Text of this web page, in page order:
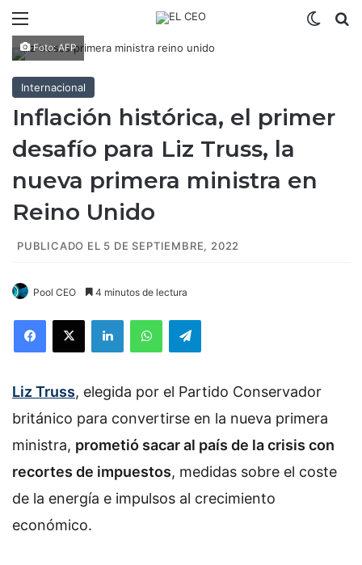
Foto: AFP
Internacional
Inflación histórica, el primer
desafío para Liz Truss, la
nueva primera ministra en
Reino Unido
PUBLICADO EL 5 DE SEPTIEMBRE, 2022
Pool CEO 4 minutos de lectura
Liz Truss, elegida por el Partido Conservador
británico para convertirse en la nueva primera
ministra, prometió sacar al país de la crisis con
recortes de impuestos, medidas sobre el coste
de la energía e impulsos al crecimiento
económico.